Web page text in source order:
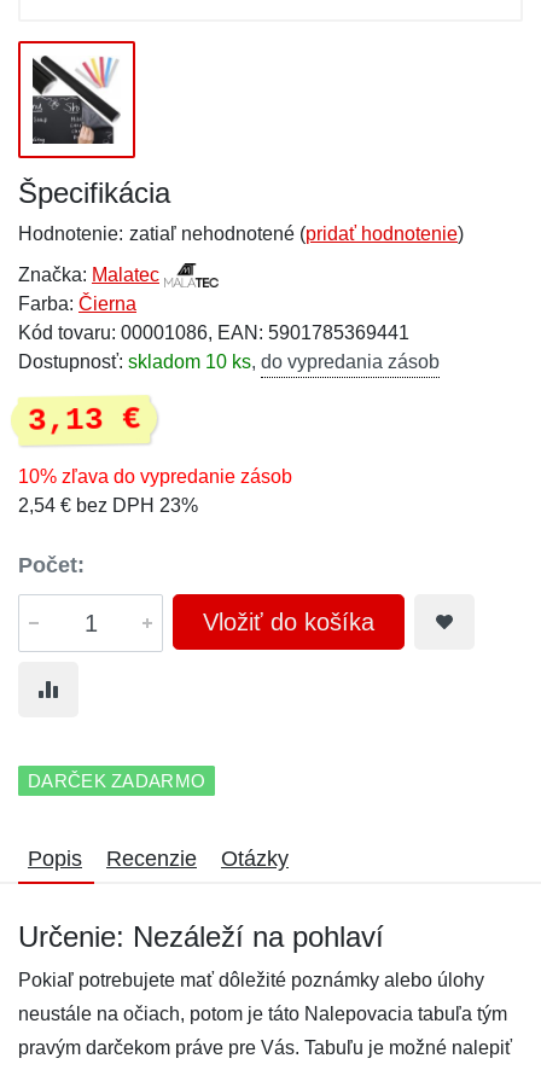
Špecifikácia
Hodnotenie: zatiaľ nehodnotené (pridať hodnotenie)
Značka: Malatec
Farba: Čierna
Kód tovaru: 00001086, EAN: 5901785369441
Dostupnosť: skladom 10 ks, do vypredania zásob
3,13 €
10% zľava do vypredanie zásob
2,54 € bez DPH 23%
Počet:
Vložiť do košíka
DARČEK ZADARMO
Popis Recenzie Otázky
Určenie: Nezáleží na pohlaví
Pokiaľ potrebujete mať dôležité poznámky alebo úlohy
neustále na očiach, potom je táto Nalepovacia tabuľa tým
pravým darčekom práve pre Vás. Tabuľu je možné nalepiť